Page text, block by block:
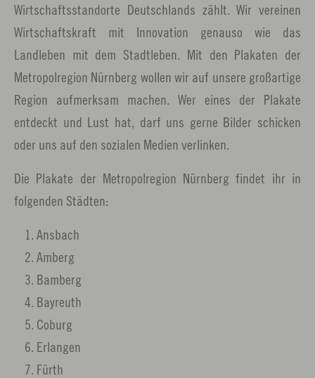
Wirtschaftsstandorte Deutschlands zählt. Wir vereinen
Wirtschaftskraft mit Innovation genauso wie das
Landleben mit dem Stadtleben. Mit den Plakaten der
Metropolregion Nürnberg wollen wir auf unsere großartige
Region aufmerksam machen. Wer eines der Plakate
entdeckt und Lust hat, darf uns gerne Bilder schicken
oder uns auf den sozialen Medien verlinken.
Die Plakate der Metropolregion Nürnberg findet ihr in
folgenden Städten:
Ansbach
Amberg
Bamberg
Bayreuth
Coburg
Erlangen
Fürth